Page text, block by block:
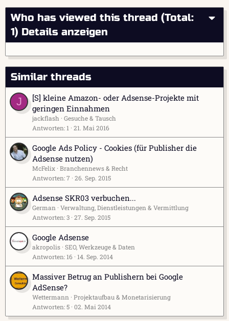
Who has viewed this thread (Total:
1) Details anzeigen
Similar threads
J
[S] kleine Amazon- oder Adsense-Projekte mit
geringen Einnahmen
jackflash
Gesuche & Tausch
Antworten 1 21. Mai 2016
Google Ads Policy - Cookies (für Publisher die
Adsense nutzen)
McFelix Branchennews & Recht
Antworten 7 26. Sep. 2015
Adsense SKR03 verbuchen...
German
Verwaltung, Dienstleistungen & Vermittlung
Antworten 3 27. Sep. 2015
Google Adsense
akropolis SEO, Werkzeuge & Daten
Antworten 16 14. Sep. 2014
Massiver Betrug an Publishern bei Google
AdSense?
Wettermann
Projektaufbau & Monetarisierung
Antworten 5 02. Mai 2014